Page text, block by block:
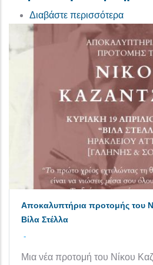
Διαβάστε περισσότεραγια το
Αποκαλυπτήρια προτομής του
Βίλα Στέλλα
-
Μια νέα προτομή του Νίκου